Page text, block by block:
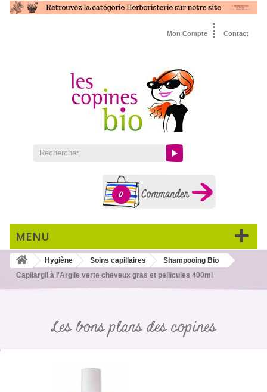
Contact
Mon Compte
0
MENU
Hygiène Soins capillaires
Shampooing Bio
Capilargil à l'Argile verte cheveux gras et pellicules 400ml
Les bons plans des copines